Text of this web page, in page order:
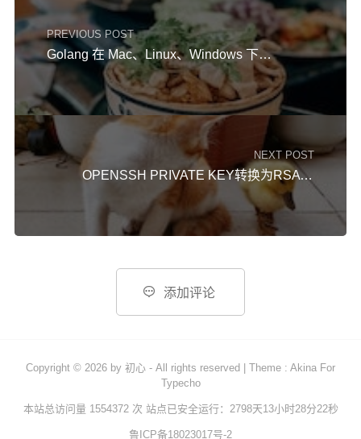
PREVIOUS POST
Golang 在 Mac、Linux、Windows 下如何交叉编译
NEXT POST
OPENSSH PRIVATE KEY转换为RSA PRIVATE KEY
 添加评论
Copyright © 2026 by 初心 - All rights reserved | Theme : Akina For
Typecho
本站总访问量 1554372 次 站点已安全运行：2798天13小时28分22秒
鲁ICP备18023017号-2